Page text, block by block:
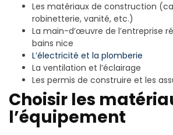
Les matériaux de construction
robinetterie, vanité, etc.)
La main-d’œuvre de l’entreprise
bains nice
L’électricité et la plomberie
La ventilation et l’éclairage
Les permis de construire et les
Choisir les
l’équipement